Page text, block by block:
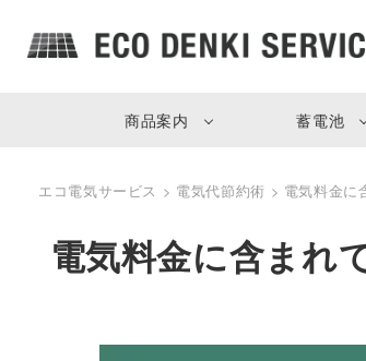
商品案内 蓄電池
エコ電気サービス > 電気代節約術 > 電気料金に
電気料金に含まれ